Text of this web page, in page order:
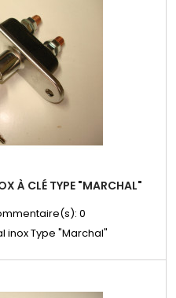
À CLÉ TYPE "MARCHAL"
0
Type "Marchal"